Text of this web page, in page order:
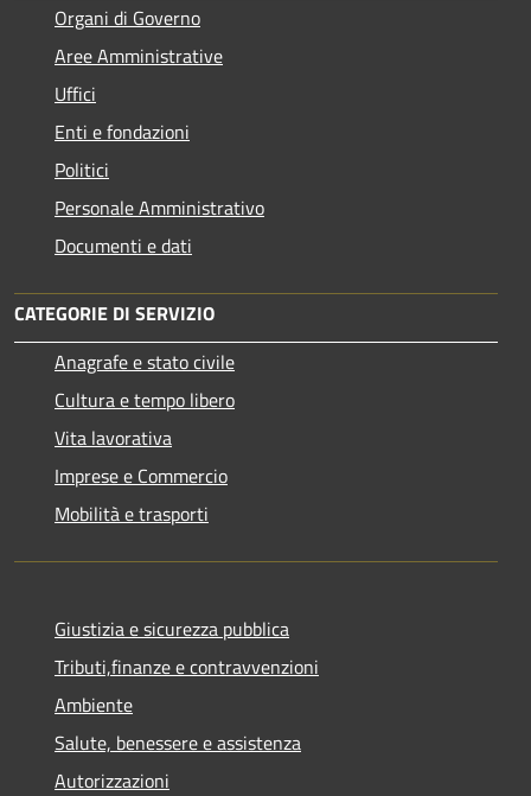
Organi di Governo
Aree Amministrative
Uffici
Enti e fondazioni
Politici
Personale Amministrativo
Documenti e dati
CATEGORIE DI SERVIZIO
Anagrafe e stato civile
Cultura e tempo libero
Vita lavorativa
Imprese e Commercio
Mobilità e trasporti
Giustizia e sicurezza pubblica
Tributi,finanze e contravvenzioni
Ambiente
Salute, benessere e assistenza
Autorizzazioni